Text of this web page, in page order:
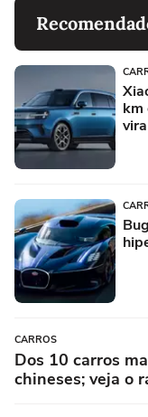
km
CARROS
Dos 10 carros
chineses; veja o